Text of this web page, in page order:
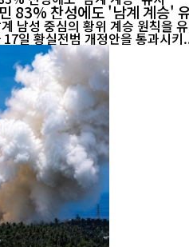
83% 찬성에도 '남계 계승'
남성 중심의 황위 계승 원칙을
회가 17일 황실전범 개정안을 통과시